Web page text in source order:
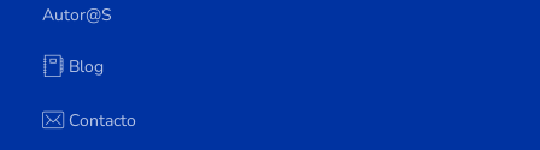
Autor@s
Blog
Contacto